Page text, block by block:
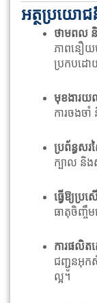
អត្ថប្រយោជ
ថាមពល
ភាពនឿយ
ប្រកបដោ
មុខងារយ
ការចងចាំ
ប្រព័ន្ធស
ក្បាល និ
ធ្វើឱ្យប្រ
ធាតុចិញ្ចឹ
ការផលិត
ជញ្ជូនអុ
ល្អ។